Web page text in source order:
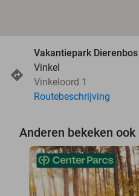
Vakantiepark Dierenbos
Vinkel
Vinkeloord 1
Routebeschrijving
Anderen bekeken ook